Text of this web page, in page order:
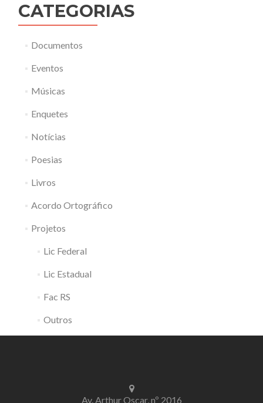
CATEGORIAS
Documentos
Eventos
Músicas
Enquetes
Notícias
Poesias
Livros
Acordo Ortográfico
Projetos
Lic Federal
Lic Estadual
Fac RS
Outros
Av. Arthur Oscar, nº 2016